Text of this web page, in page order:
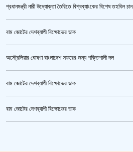
প্রধানমন্ত্রী নারী উদ্যোক্তা তৈরিতে বিশ্বব্যাংকের বিশেষ তহবিল চান
বাম জোটের দেশব্যাপী বিক্ষোভের ডাক
অস্ট্রেলিয়ার ঘোষণা বাংলাদেশ সফরের জন্য শক্তিশালী দল
বাম জোটের দেশব্যাপী বিক্ষোভের ডাক
বাম জোটের দেশব্যাপী বিক্ষোভের ডাক